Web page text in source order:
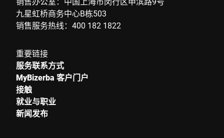
九星虹桥商务中心B栋503
销售服务热线：400 182 1822
重要链接
服务联系方式
MyBizerba 客户门户
接触
就业与职业
新闻发布